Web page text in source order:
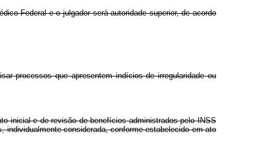
Federal e o julgador será autoridade superior, de acordo
processos que apresentem indícios de irregularidade ou
inicial e de revisão de benefícios administrados pelo INSS
individualmente considerada, conforme estabelecido em ato